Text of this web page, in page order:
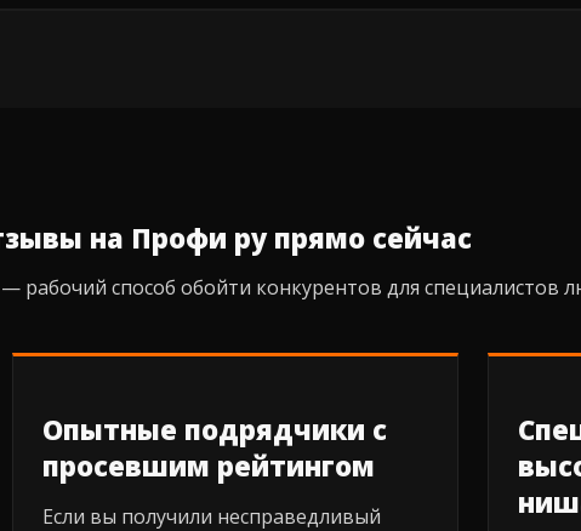
на Профи ру прямо сейчас
способ обойти конкурентов для специалистов
Опытные подрядчики с
просевшим рейтингом
Если вы получили несправедливый